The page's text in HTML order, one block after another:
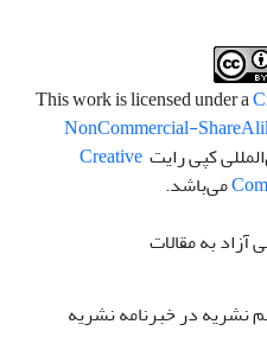
NonCommercial-
کپی رایتCreative
می‌باشد.
نشریه در خبرنامه نشریه